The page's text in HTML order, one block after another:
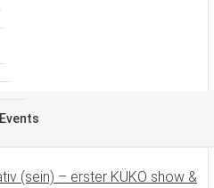
(sein) – erster KÜKO show &